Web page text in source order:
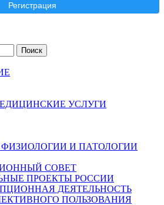
Регистрация
УСЛУГИ
И ПАТОЛОГИИ
СОВЕТ
ПРОЕКТЫ РОССИИ
ДЕЯТЕЛЬНОСТЬ
ПОЛЬЗОВАНИЯ